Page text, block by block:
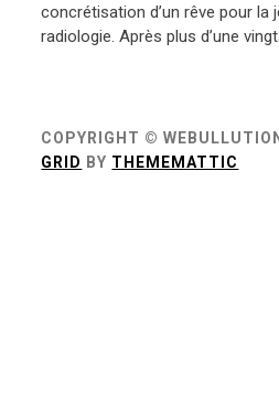
concrétisation d’un rêve pour la
radiologie. Après plus d’une
COPYRIGHT © WEBULLUTION
GRID BY THEMEMATTIC